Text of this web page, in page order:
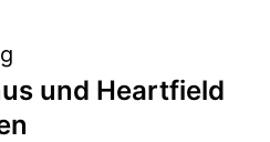
und Heartfield